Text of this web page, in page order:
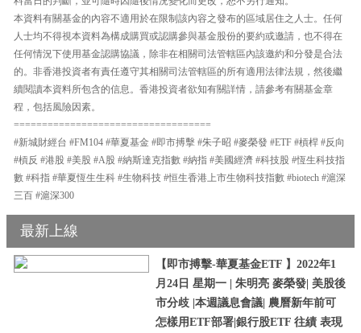
本資料有關基金的內容不適用於在限制該內容之發布的區域居住之人士。任何
人士均不得視本資料為構成購買或認購參與基金股份的要約或邀請，也不得在
任何情況下使用基金認購協議，除非在相關司法管轄區內該邀約和分發是合法
的。非香港投資者有責任遵守其相關司法管轄區的所有適用法律法規，然後繼
續閱讀本資料所包含的信息。香港投資者欲知有關詳情，請參考有關基金章
程，包括風險因素。
===================================
#新城財經台 #FM104 #華夏基金 #即市搏擊 #朱子昭 #麥榮發 #ETF #槓桿 #反向
#槓反 #港股 #美股 #A股 #納斯達克指數 #納指 #美國經濟 #科技股 #恆生科技指
數 #科指 #華夏恆生生科 #生物科技 #恒生香港上市生物科技指數 #biotech #滬深
三百 #滬深300
最新上線
【即市搏擊-華夏基金ETF 】2022年1
月24日 星期一 | 朱明亮 麥榮發| 美股後
市分歧 |本週議息會議| 農曆新年前可
怎樣用ETF部署|銀行股ETF 往績 表現